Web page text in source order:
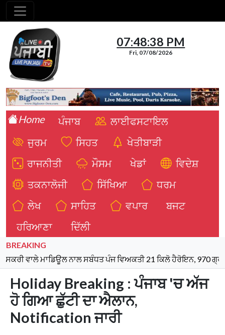
07:48:39 PM
Fri, 07/08/2026
Home ਪੰਜਾਬ
ਲਾਈਫਸਟਾਇਲ
ਜੁਰਮ
ਸਿਹਤ
ਖੇਤੀਬਾੜੀ
ਰਾਜਨੀਤੀ
ਮੌਸਮ ਖੇਡਾਂ
ਵਿਦੇਸ਼
ਤਕਨਾਲੋਜੀ
ਸਿੱਖਿਆ
ਧਰਮ
ਲੇਖ
ਸਾਹਿਤ ਵਪਾਰ
ਬਜਟ
ਹਰਿਆਣਾ
ਦਿੱਲੀ
BREAKING
ਮਾਡਿਊਲ ਨਾਲ ਸਬੰਧਤ ਪੰਜ ਵਿਅਕਤੀ 21 ਕਿਲੋ ਹੈਰੋਇਨ, 970 ਗ੍ਰਾਮ
Holiday Breaking : ਪੰਜਾਬ 'ਚ ਅੱਜ
ਹੋ ਗਿਆ ਛੁੱਟੀ ਦਾ ਐਲਾਨ,
Notification ਜਾਰੀ